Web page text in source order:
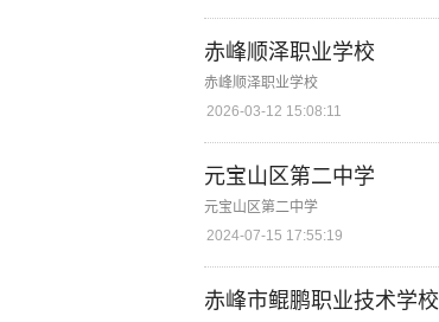
赤峰顺泽职业学校
赤峰顺泽职业学校
2026-03-12 15:08:11
元宝山区第二中学
元宝山区第二中学
2024-07-15 17:55:19
赤峰市鲲鹏职业技术学校